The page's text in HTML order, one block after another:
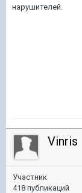
нарушителей.
Vinris
Участник
418 публикаций